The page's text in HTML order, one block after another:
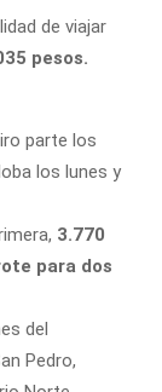
de viajar
pesos.
parte los
los lunes y
3.770
para dos
del
Pedro,